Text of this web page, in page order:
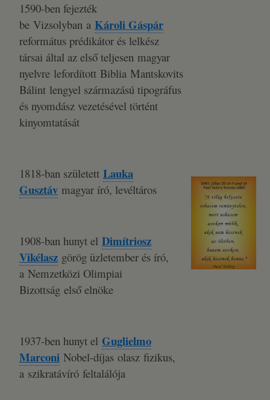
1590-ben fejezték
be Vizsolyban a Károli Gáspár
református prédikátor és lelkész
társai által az első teljesen magyar
nyelvre lefordított Biblia Mantskovits
Bálint lengyel származású tipográfus
és nyomdász vezetésével történt
kinyomtatását
1818-ban született Lauka
Gusztáv magyar író, levéltáros
1908-ban hunyt el Dimítriosz
Vikélasz görög üzletember és író,
a Nemzetközi Olimpiai
Bizottság első elnöke
1937-ben hunyt el Guglielmo
Marconi Nobel-díjas olasz fizikus,
a szikratávíró feltalálója